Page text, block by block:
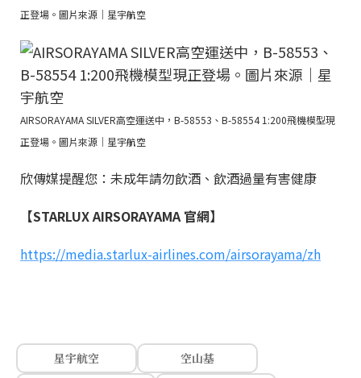
正登場。圖片來源｜星宇航空
AIRSORAYAMA SILVER高空運送中，B-58553、B-58554 1:200飛機模型現
正登場。圖片來源｜星宇航空
欣傳媒提醒您：未成年請勿飲酒、飲酒過量有害健康
【STARLUX AIRSORAYAMA 官網】
https://media.starlux-airlines.com/airsorayama/zh
星宇航空
空山基